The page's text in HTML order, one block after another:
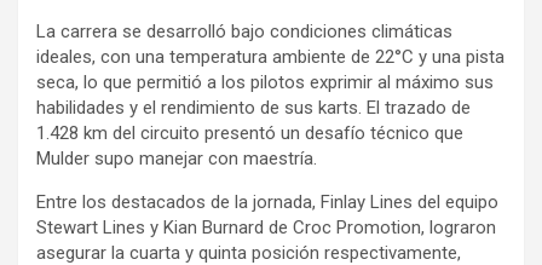
La carrera se desarrolló bajo condiciones climáticas
ideales, con una temperatura ambiente de 22°C y una pista
seca, lo que permitió a los pilotos exprimir al máximo sus
habilidades y el rendimiento de sus karts. El trazado de
1.428 km del circuito presentó un desafío técnico que
Mulder supo manejar con maestría.
Entre los destacados de la jornada, Finlay Lines del equipo
Stewart Lines y Kian Burnard de Croc Promotion, lograron
asegurar la cuarta y quinta posición respectivamente,